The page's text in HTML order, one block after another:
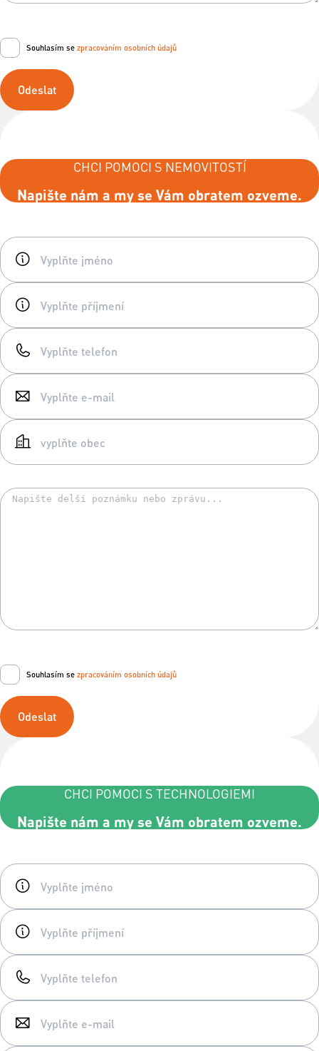
Souhlasím se zpracováním osobních údajů
Odeslat
CHCI POMOCI S NEMOVITOSTÍ
Napište nám a my se Vám obratem ozveme.
Souhlasím se zpracováním osobních údajů
Odeslat
CHCI POMOCI S TECHNOLOGIEMI
Napište nám a my se Vám obratem ozveme.